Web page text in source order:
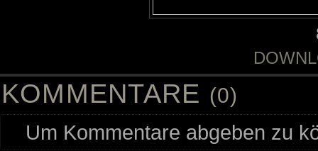
KOMMENTARE (0)
Um Kommentare abgeben zu